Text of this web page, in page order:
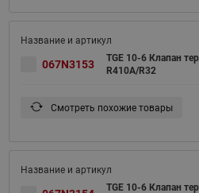
067N3153
TGE 10-6 Клапан
R410A/R32
Смотреть похожие товары
TGE 10-6 Клапан